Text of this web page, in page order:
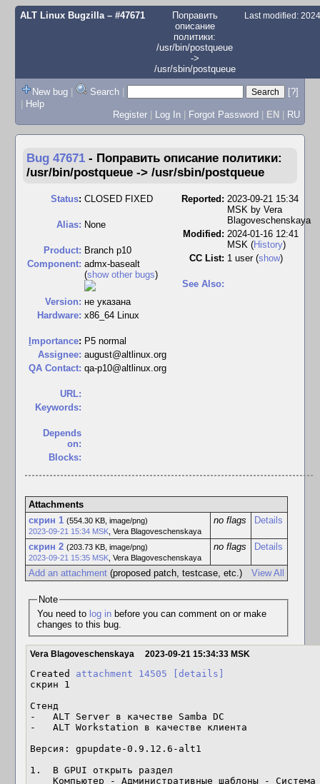
ALT Linux Bugzilla– #47671
Поправить
описание
политики:
/usr/bin/postqueue
->
/usr/sbin/postqueue
Last modified:
New bug | Search |
[?]
| Help
Register | Log In | Forgot Password | EN | RU
Bug 47671 - Поправить описание политики:
/usr/bin/postqueue -> /usr/sbin/postqueue
Status: CLOSED FIXED
Alias: None
Product: Branch p10
Component: admx-basealt
(show other bugs)
Version: не указана
Hardware: x86_64 Linux
mportance: P5 normal
Assignee: august@altlinux.org
QA Contact: qa-p10@altlinux.org
URL:
Keywords:
Depends
on:
Blocks:
Reported: 2023-09-21 15:34
MSK by Vera
Blagoveschenskaya
Modified: 2024-01-16 12:41
MSK (History)
CC List: 1 user (show)
See Also:
Attachments
скрин 1 (554.30 KB, image/png)
2023-09-21 15:34 MSK, Vera Blagoveschenskaya
no flags Details
скрин 2 (203.73 KB, image/png)
2023-09-21 15:35 MSK, Vera Blagoveschenskaya
no flags Details
View All
Add an attachment(proposed patch, testcase, etc.)
Note
You need to log inbefore you can comment on or make
changes to this bug.
Vera Blagoveschenskaya 2023-09-21 15:34:33 MSK
Created attachment 14505
[details]
скрин 1
Стенд
-   ALT Server в качестве Samba DC
-   ALT Workstation в качестве клиента
Версия: gpupdate-0.9.12.6-alt1
1.  В GPUI открыть раздел